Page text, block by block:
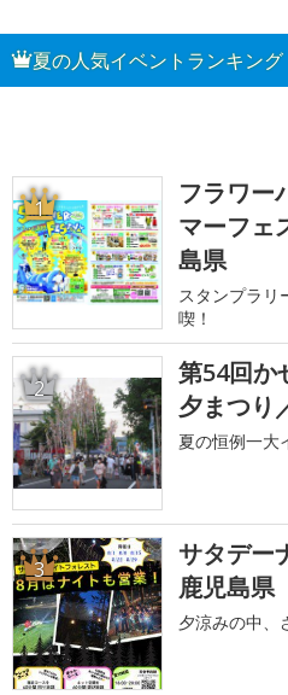
夏の人気イベントランキング
1
フラワー
マーフェ
島県
スタンプラリ
喫！
2
第54回か
夕まつり
夏の恒例一大
3
サタデー
鹿児島県
夕涼みの中、